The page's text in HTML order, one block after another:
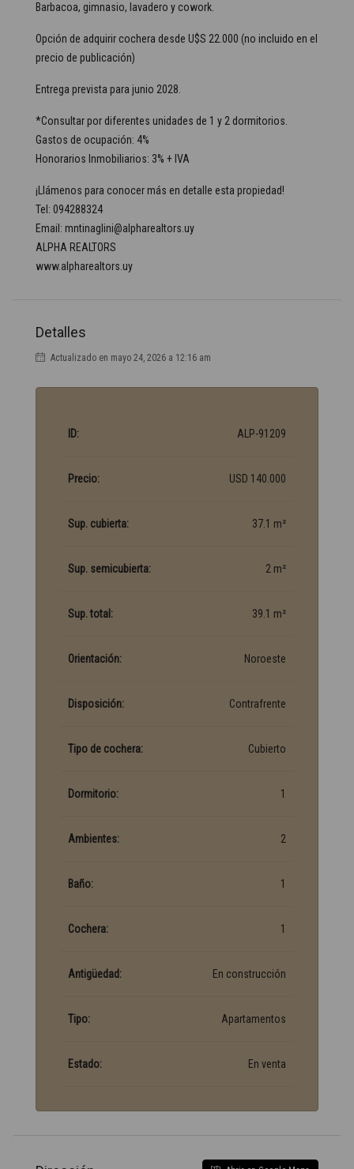
Barbacoa, gimnasio, lavadero y cowork.
Opción de adquirir cochera desde U$S 22.000 (no incluido en el
precio de publicación)
Entrega prevista para junio 2028.
*Consultar por diferentes unidades de 1 y 2 dormitorios.
Gastos de ocupación: 4%
Honorarios Inmobiliarios: 3% + IVA
¡Llámenos para conocer más en detalle esta propiedad!
Tel: 094288324
Email: mntinaglini@alpharealtors.uy
ALPHA REALTORS
www.alpharealtors.uy
Detalles
Actualizado en mayo 24, 2026 a 12:16 am
ID: ALP-91209
Precio: USD 140.000
Sup. cubierta: 37.1 m²
Sup. semicubierta: 2 m²
Sup. total: 39.1 m²
Orientación: Noroeste
Disposición: Contrafrente
Tipo de cochera: Cubierto
Dormitorio: 1
Ambientes: 2
Baño: 1
Cochera: 1
Antigüedad: En construcción
Tipo: Apartamentos
Estado: En venta